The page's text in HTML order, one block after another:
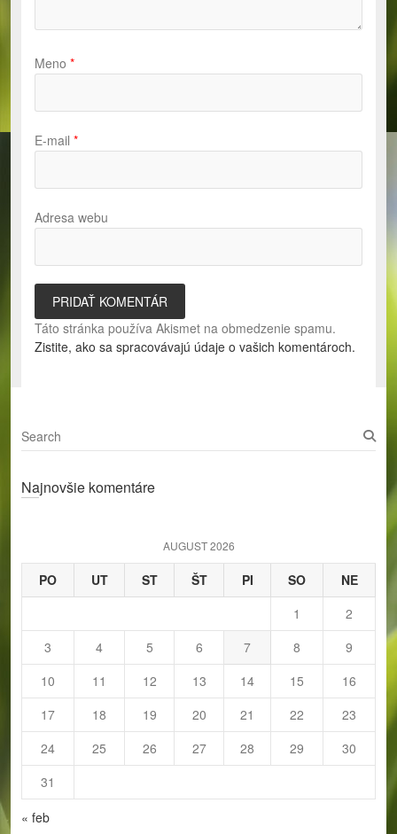
Meno *
E-mail *
Adresa webu
Táto stránka používa Akismet na obmedzenie spamu.
Zistite, ako sa spracovávajú údaje o vašich komentároch.
S
e
rNajnovšie komentáre
AUGUST 2026
PO UT ST ŠT PI SO
NE
1
2
3
4 5 6 7 8
9
10
11 12 13 14 15
16
17
18 19 20 21 22
23
24
25 26 27 28 29
30
31
« feb